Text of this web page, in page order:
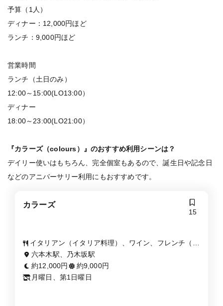
予算（1人）
ディナー：12,000円ほど
ランチ：9,000円ほど
営業時間
ランチ（土日のみ）
12:00～15:00(LO13:00）
ディナー
18:00～23:00(LO21:00）
『カラーズ（colours）』のおすすめ利用シーンは？
デイリー使いはもちろん、完全個室もあるので、誕生日や記念日
などのアニバーサリー利用にもおすすめです。
カラーズ
15
イタリアン（イタリア料理）、ワイン、フレンチ（フ
ランス料理）
六本木駅、乃木坂駅
約12,000円
約9,000円
月曜日、第1日曜日